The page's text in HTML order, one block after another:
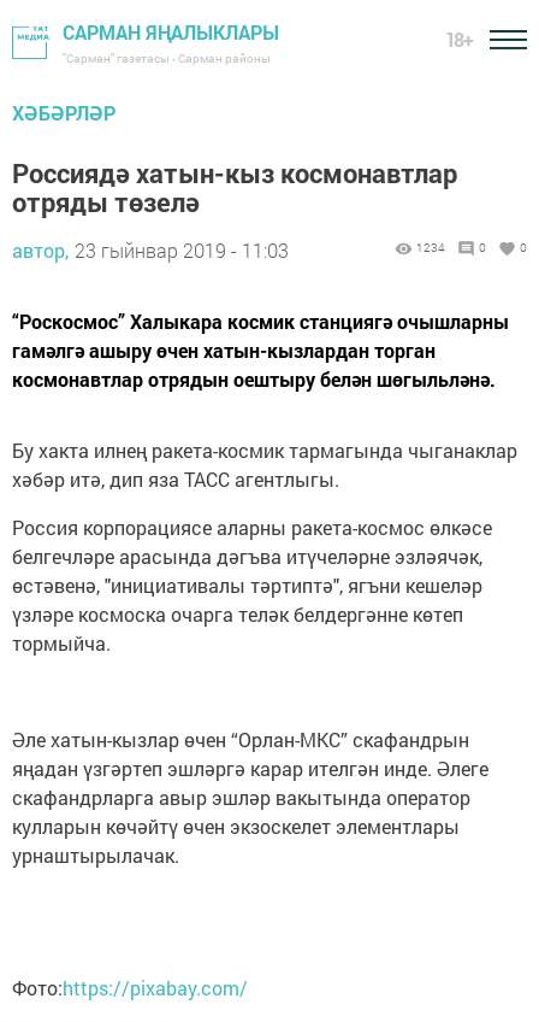
САРМАН ЯҢАЛЫКЛАРЫ
"Сарман" газетасы - Сарман районы
18+
ХӘБӘРЛӘР
Россиядә хатын-кыз космонавтлар
отряды төзелә
автор, 23 гыйнвар 2019 - 11:03 1234 0 0
“Роскосмос” Халыкара космик станциягә очышларны
гамәлгә ашыру өчен хатын-кызлардан торган
космонавтлар отрядын оештыру белән шөгыльләнә.
Бу хакта илнең ракета-космик тармагында чыганаклар
хәбәр итә, дип яза ТАСС агентлыгы.
Россия корпорациясе аларны ракета-космос өлкәсе
белгечләре арасында дәгъва итүчеләрне эзләячәк,
өстәвенә, "инициативалы тәртиптә", ягъни кешеләр
үзләре космоска очарга теләк белдергәнне көтеп
тормыйча.
Әле хатын-кызлар өчен “Орлан-МКС” скафандрын
яңадан үзгәртеп эшләргә карар ителгән инде. Әлеге
скафандрларга авыр эшләр вакытында оператор
кулларын көчәйтү өчен экзоскелет элементлары
урнаштырылачак.
Фото:https://pixabay.com/